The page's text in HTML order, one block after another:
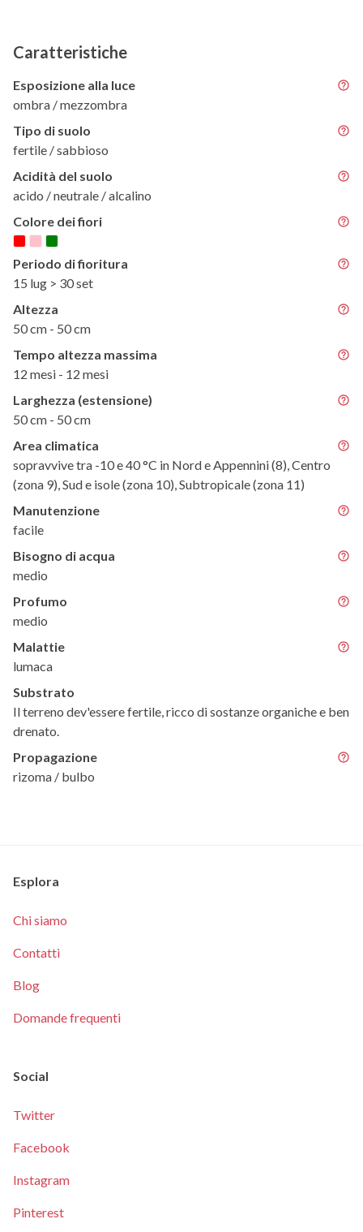
Caratteristiche
Esposizione alla luce
ombra / mezzombra
Tipo di suolo
fertile / sabbioso
Acidità del suolo
acido / neutrale / alcalino
Colore dei fiori
Periodo di fioritura
15 lug > 30 set
Altezza
50 cm - 50 cm
Tempo altezza massima
12 mesi - 12 mesi
Larghezza (estensione)
50 cm - 50 cm
Area climatica
sopravvive tra -10 e 40 °C in Nord e Appennini (8), Centro
(zona 9), Sud e isole (zona 10), Subtropicale (zona 11)
Manutenzione
facile
Bisogno di acqua
medio
Profumo
medio
Malattie
lumaca
Substrato
Il terreno dev'essere fertile, ricco di sostanze organiche e ben
drenato.
Propagazione
rizoma / bulbo
Esplora
Chi siamo
Contatti
Blog
Domande frequenti
Social
Twitter
Facebook
Instagram
Pinterest